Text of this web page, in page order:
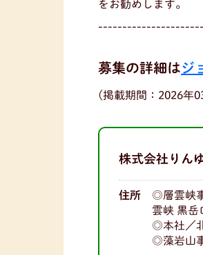
をお勧めします。
募集の詳細は ジ
(掲載期間：2026年
株式会社りん
住所
◎層雲峡
雲峡 黒岳
◎本社／
◎藻岩山